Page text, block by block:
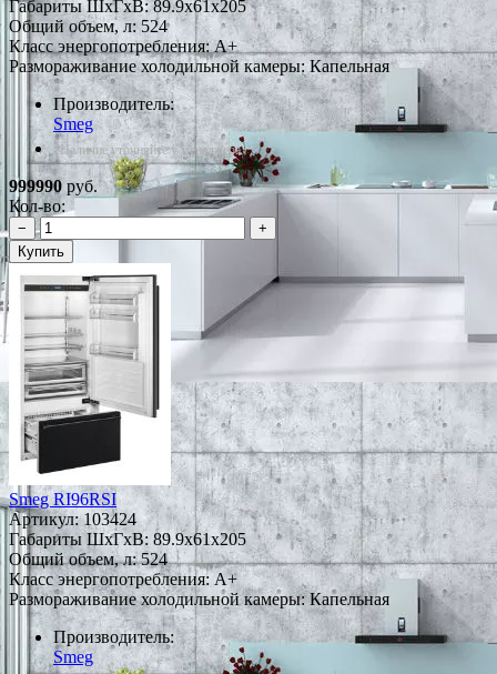
Габариты ШxГxВ: 89.9x61x205
Общий объем, л: 524
Класс энергопотребления: A+
Размораживание холодильной камеры: Капельная
Производитель:
Smeg
*Наличие уточняйте у менеджера
999990 руб.
Кол-во:
−
+
Купить
Smeg RI96RSI
Артикул:103424
Габариты ШxГxВ: 89.9x61x205
Общий объем, л: 524
Класс энергопотребления: A+
Размораживание холодильной камеры: Капельная
Производитель:
Smeg